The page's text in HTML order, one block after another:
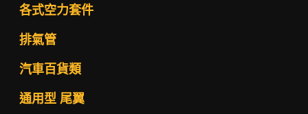
各式空力套件
排氣管
汽車百貨類
通用型 尾翼